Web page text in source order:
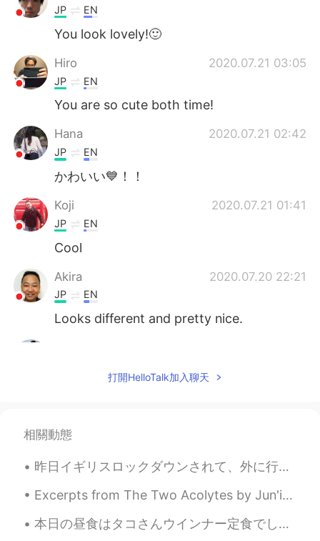
JP EN
You look lovely!🙂
Hiro 2020.07.21 03:05
JP EN
You are so cute both time!
Hana 2020.07.21 02:42
JP EN
かわいい💙！！
Koji 2020.07.21 01:41
JP EN
Cool
Akira 2020.07.20 22:21
JP EN
Looks different and pretty nice.
JP
Cool 💇🏼‍♀️
Shaima 2020.07.20 21:20
looks awesome 😍
打開HelloTalk加入聊天
相關動態
昨日イギリスロックダウンされて、外に行ったり人と混ざったりするのは禁止になった 不要な仕事も全部中止になったけど、なぜか私の仕事ぜんぜん必要じゃないのにまだ続いてる😭 もっとお金もらうから嬉...
Excerpts from The Two Acolytes by Jun'ichirō Tanizaki. Part 2 of 5. “If the world outside is an...
本日の昼食はタコさんウインナー定食でした。スーパーで赤いウイナーがなかったけどあらびきソーセージがありました。初めて作りましたからソーセージをちょっと焦げました。それでも美味しかったです。ケチャ...